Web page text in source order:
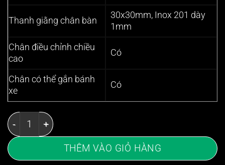
Thanh giằng chân bàn
30x30mm, Inox 201 dày
1mm
Chân điều chỉnh chiều
cao
Có
Chân có thể gắn bánh
xe
Có
Bàn inox 2 tầng 700x750x850/950mm kệ thanh có
THÊM VÀO GIỎ HÀNG